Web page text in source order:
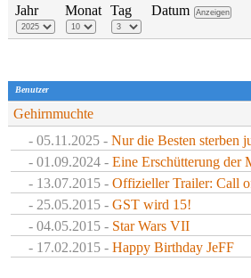
Datum
Jahr Monat Tag
Benutzer
Gehirnmuchte
- 05.11.2025 - Nur die Besten sterben
- 01.09.2024 - Eine Erschütterung der
- 13.07.2015 - Offizieller Trailer: Call
- 25.05.2015 - GST wird 15!
- 04.05.2015 - Star Wars VII
- 17.02.2015 - Happy Birthday JeFF